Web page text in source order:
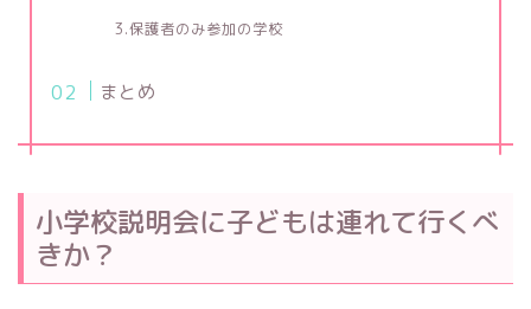
3.保護者のみ参加の学校
まとめ
小学校説明会に子どもは連れて行くべ
きか？